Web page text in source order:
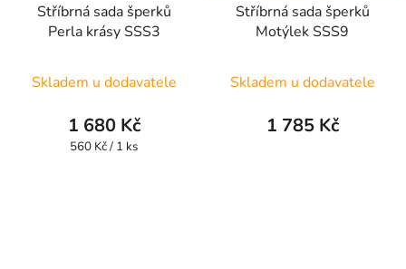
Stříbrná sada šperků
Perla krásy SSS3
Skladem u dodavatele
1 680 Kč
Měrná
560 Kč / 1 ks
Stříbrná sada šperků
Motýlek SSS9
Skladem u dodavatele
1 785 Kč